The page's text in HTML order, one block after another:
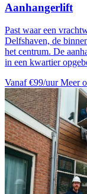
Aanhangerlift
Past waar een
Delfshaven, de
het centrum. De
in een kwartier
Vanaf €99/uur Meer